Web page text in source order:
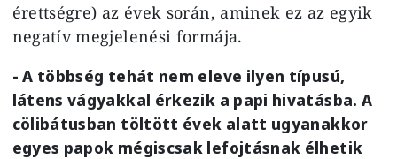
érettségre) az évek során, aminek ez az egyik
negatív megjelenési formája.
- A többség tehát nem eleve ilyen típusú,
látens vágyakkal érkezik a papi hivatásba. A
cölibátusban töltött évek alatt ugyanakkor
egyes papok mégiscsak lefojtásnak élhetik